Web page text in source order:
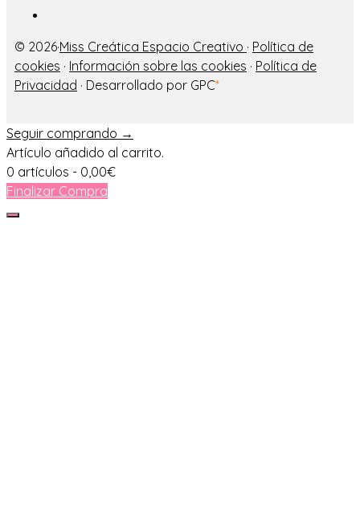
© 2026·Miss Creática Espacio Creativo · Política de
cookies · Información sobre las cookies · Política de
Privacidad · Desarrollado por GPC*
Seguir comprando →
Artículo añadido al carrito.
0 artículos - 0,00€
Finalizar Compra
Cerrar